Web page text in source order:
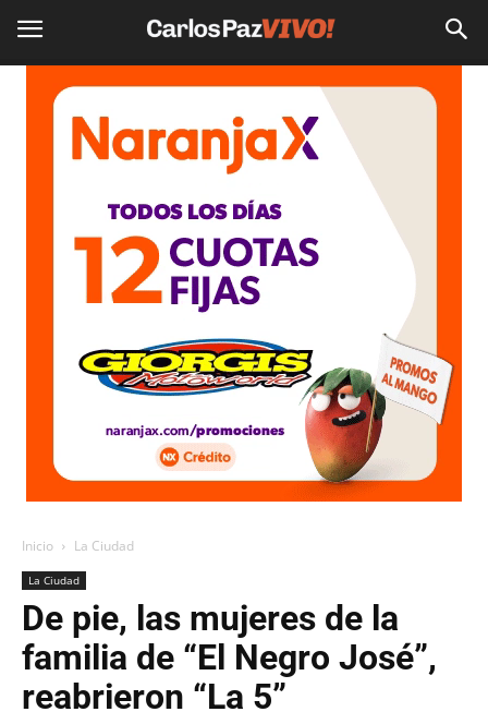
Inicio La Ciudad
La Ciudad
De pie, las mujeres de la
familia de “El Negro José”,
reabrieron “La 5”